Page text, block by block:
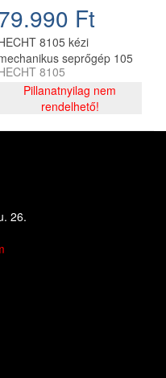
Ft
8105 kézi
seprőgép 105
söprésszélességgel
8105
Pillanatnyilag nem
rendelhető!
26.